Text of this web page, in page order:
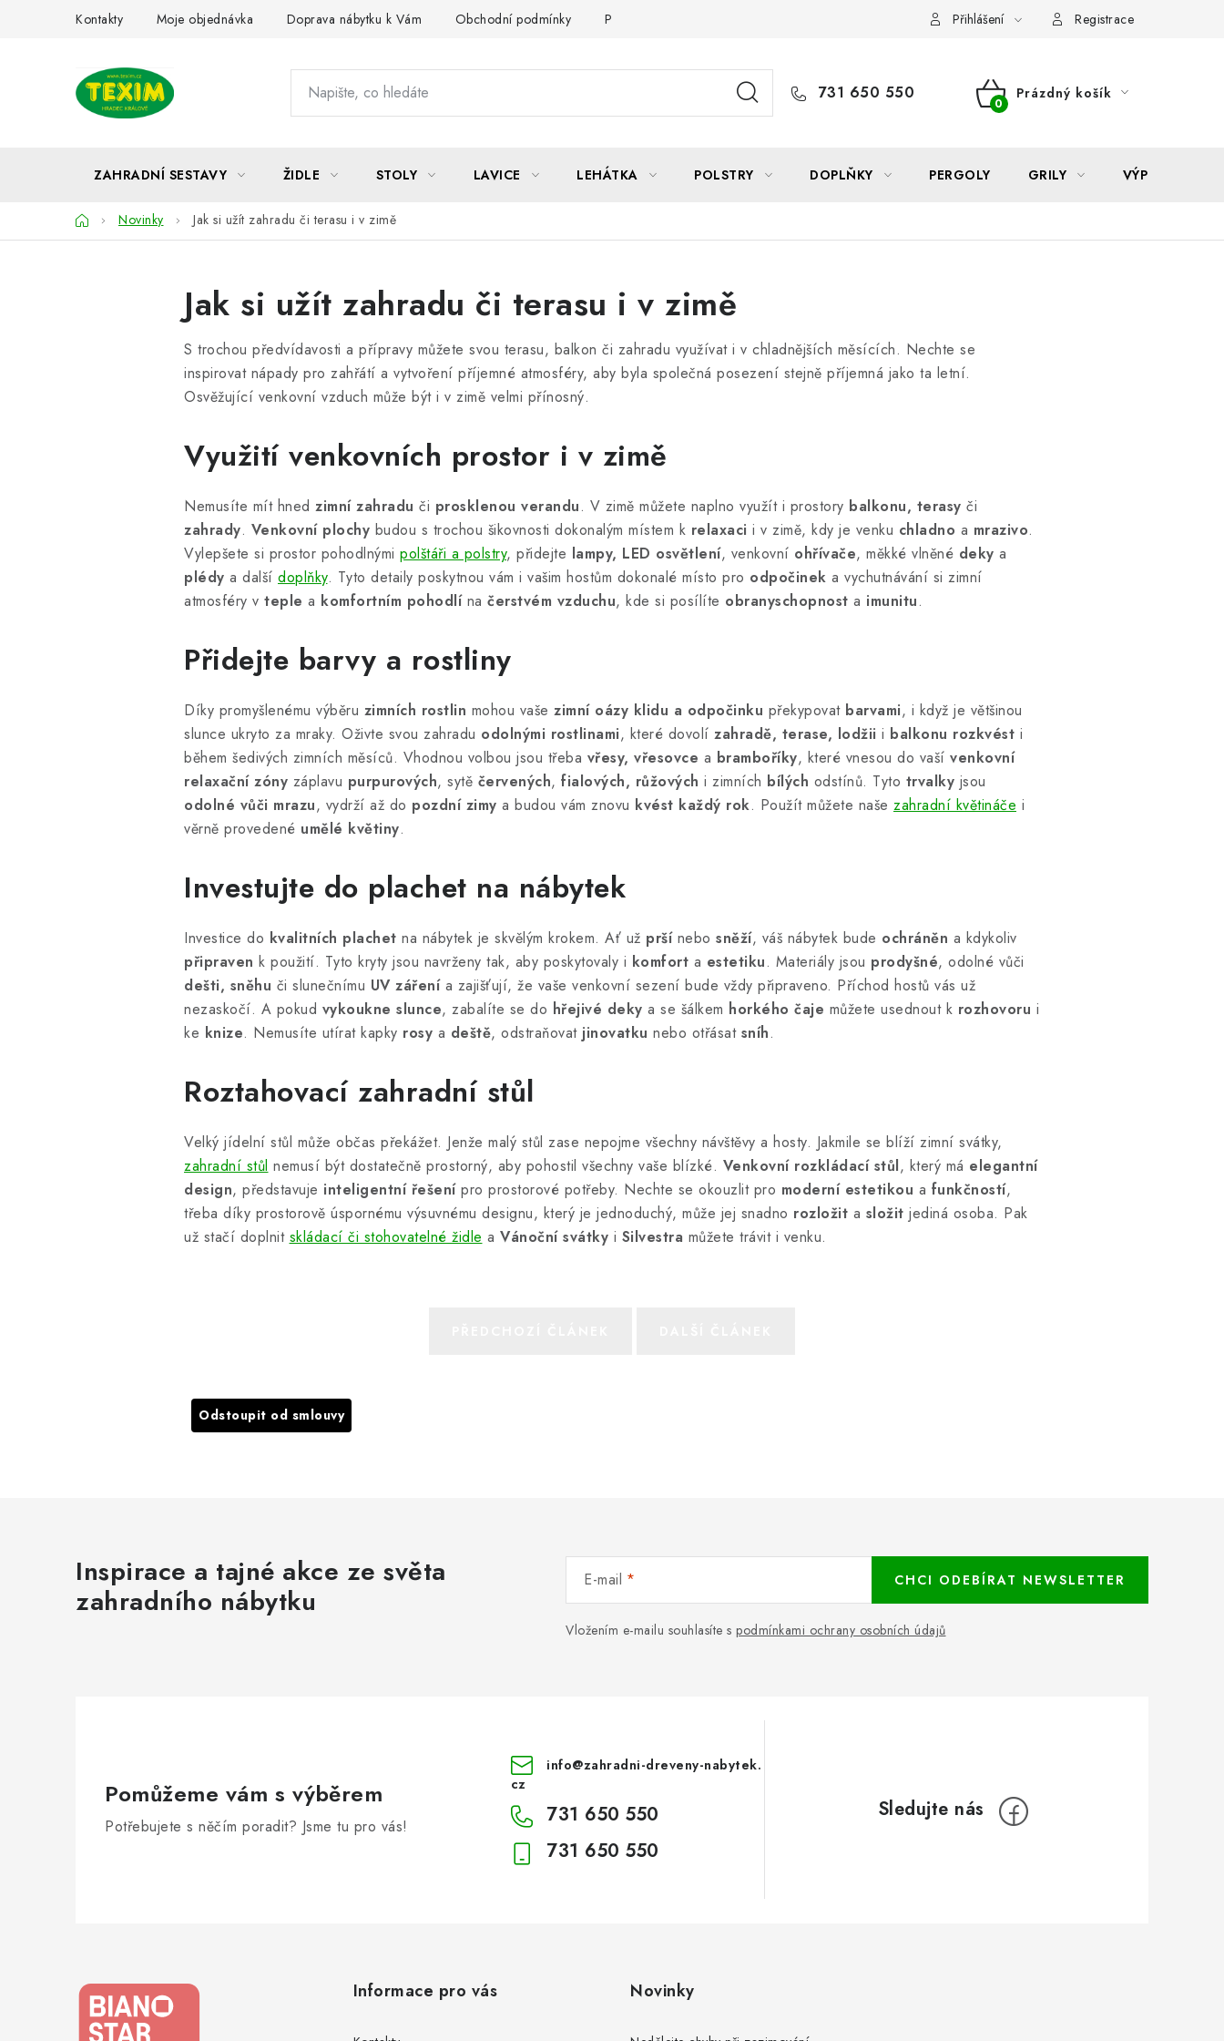
Kontakty Moje objednávka Doprava nábytku k Vám Obchodní podmínky Podmínky ochrany osobních údajů Formulář odstoupení od smlouvy
Přihlášení Registrace
731 650 550
NÁKUPNÍ
Prázdný košík
ZAHRADNÍ SESTAVY ŽIDLE STOLY LAVICE LEHÁTKA POLSTRY DOPLŇKY PERGOLY GRILY VÝPRODEJ
DomůNovinky Jak si užít zahradu či terasu i v zimě
Jak si užít zahradu či terasu i v zimě
S trochou předvídavosti a přípravy můžete svou terasu, balkon či zahradu využívat i v chladnějších měsících. Nechte se
inspirovat nápady pro zahřátí a vytvoření příjemné atmosféry, aby byla společná posezení stejně příjemná jako ta letní.
Osvěžující venkovní vzduch může být i v zimě velmi přínosný.
Využití venkovních prostor i v zimě
Nemusíte mít hned zimní zahradu či prosklenou verandu. V zimě můžete naplno využít i prostory balkonu, terasy či
zahrady. Venkovní plochy budou s trochou šikovnosti dokonalým místem k relaxaci i v zimě, kdy je venku chladno a mrazivo.
Vylepšete si prostor pohodlnými polštáři a polstry, přidejte lampy, LED osvětlení, venkovní ohřívače, měkké vlněné deky a
plédy a další doplňky. Tyto detaily poskytnou vám i vašim hostům dokonalé místo pro odpočinek a vychutnávání si zimní
atmosféry v teple a komfortním pohodlína čerstvém vzduchu, kde si posílíte obranyschopnost a imunitu.
Přidejte barvy a rostliny
Díky promyšlenému výběru zimních rostlin mohou vaše zimní oázy klidu a odpočinku překypovat barvami, i když je většinou
slunce ukryto za mraky. Oživte svou zahradu odolnými rostlinami, které dovolí zahradě, terase, lodžii i balkonu rozkvést i
během šedivých zimních měsíců. Vhodnou volbou jsou třeba vřesy, vřesovce a bramboříky, které vnesou do vaší venkovní
relaxační zóny záplavu purpurových, sytě červených, fialových, růžových i zimních bílých odstínů. Tyto trvalky jsou
odolné vůči mrazu, vydrží až do pozdní zimy a budou vám znovu kvést každý rok. Použít můžete naše zahradní květináče i
věrně provedené umělé květiny.
Investujte do plachet na nábytek
Investice do kvalitních plachet na nábytek je skvělým krokem. Ať už pršínebo sněží, váš nábytek bude ochráněn a kdykoliv
připraven k použití. Tyto kryty jsou navrženy tak, aby poskytovaly i komfort a estetiku. Materiály jsou prodyšné, odolné vůči
dešti, sněhu či slunečnímu UV zářenía zajišťují, že vaše venkovní sezení bude vždy připraveno. Příchod hostů vás už
nezaskočí. A pokud vykoukne slunce, zabalíte se do hřejivé deky a se šálkem horkého čaje můžete usednout k rozhovoru i
ke knize. Nemusíte utírat kapky rosy a deště, odstraňovat jinovatku nebo otřásat sníh.
Roztahovací zahradní stůl
Velký jídelní stůl může občas překážet. Jenže malý stůl zase nepojme všechny návštěvy a hosty. Jakmile se blíží zimní svátky,
zahradní stůl nemusí být dostatečně prostorný, aby pohostil všechny vaše blízké. Venkovní rozkládací stůl, který má elegantní
design, představuje inteligentní řešenípro prostorové potřeby. Nechte se okouzlit pro moderní estetikou a funkčností,
třeba díky prostorově úspornému výsuvnému designu, který je jednoduchý, může jej snadno rozložit a složit jediná osoba. Pak
už stačí doplnit skládací či stohovatelné židle a Vánoční svátky i Silvestra můžete trávit i venku.
Odstoupit od smlouvy
Inspirace a tajné akce ze světa
zahradního nábytku
E-mail
Vložením e-mailu souhlasíte s podmínkami ochrany osobních údajů
CHCI ODEBÍRAT NEWSLETTER
Pomůžeme vám s výběrem
Potřebujete s něčím poradit? Jsme tu pro vás!
info@zahradni-dreveny-nabytek.
cz
731 650 550
731 650 550
Informace pro vás Novinky